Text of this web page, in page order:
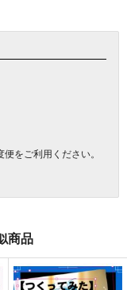
をご利用ください。
商品